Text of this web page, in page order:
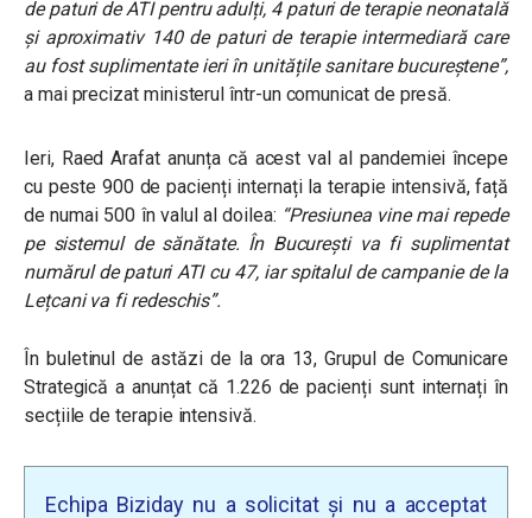
de paturi de ATI pentru adulți, 4 paturi de terapie neonatală
și aproximativ 140 de paturi de terapie intermediară care
au fost suplimentate ieri în unitățile sanitare bucureștene”,
a mai precizat ministerul într-un comunicat de presă.
Ieri, Raed Arafat anunța că acest val al pandemiei începe
cu peste 900 de pacienți internați la terapie intensivă, față
de numai 500 în valul al doilea: “Presiunea vine mai repede
pe sistemul de sănătate. În București va fi suplimentat
numărul de paturi ATI cu 47, iar spitalul de campanie de la
Lețcani va fi redeschis”.
În buletinul de astăzi de la ora 13, Grupul de Comunicare
Strategică a anunțat că 1.226 de pacienți sunt internați în
secțiile de terapie intensivă.
Echipa Biziday nu a solicitat și nu a acceptat